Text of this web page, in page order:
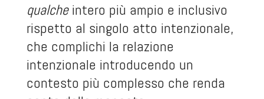
qualcheintero più ampio e inclusivo
rispetto al singolo atto intenzionale,
che complichi la relazione
intenzionale introducendo un
contesto più complesso che renda